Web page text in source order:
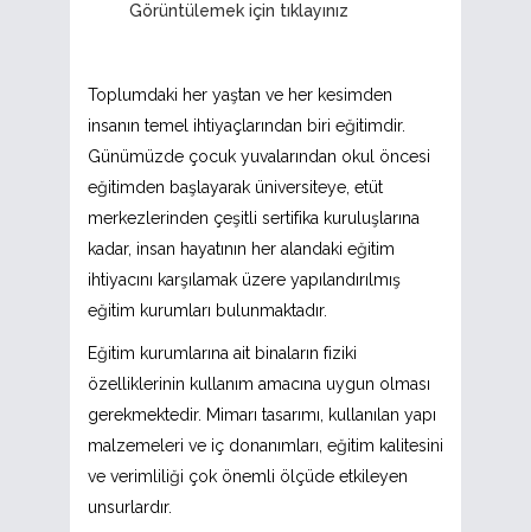
Görüntülemek için tıklayınız
Toplumdaki her yaştan ve her kesimden
insanın temel ihtiyaçlarından biri eğitimdir.
Günümüzde çocuk yuvalarından okul öncesi
eğitimden başlayarak üniversiteye, etüt
merkezlerinden çeşitli sertifika kuruluşlarına
kadar, insan hayatının her alandaki eğitim
ihtiyacını karşılamak üzere yapılandırılmış
eğitim kurumları bulunmaktadır.
Eğitim kurumlarına ait binaların fiziki
özelliklerinin kullanım amacına uygun olması
gerekmektedir. Mimarı tasarımı, kullanılan yapı
malzemeleri ve iç donanımları, eğitim kalitesini
ve verimliliği çok önemli ölçüde etkileyen
unsurlardır.